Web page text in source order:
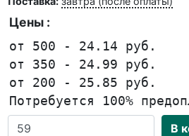
Цены :
от 500 - 24.14 руб.
от 350 - 24.99 руб.
от 200 - 25.85 руб.
Потребуется 100%
В